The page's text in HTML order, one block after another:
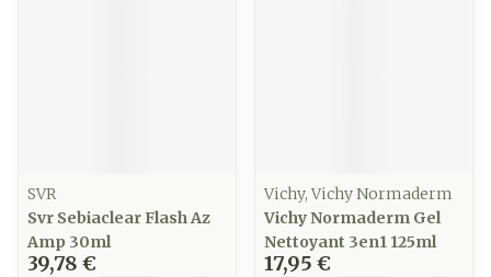
SVR
Svr Sebiaclear Flash Az
Amp 30ml
39,78 €
Vichy, Vichy Normaderm
Vichy Normaderm Gel
Nettoyant 3en1 125ml
17,95 €